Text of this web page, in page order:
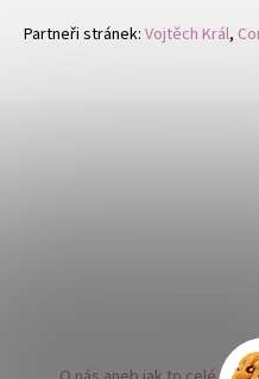
Partneři stránek: Vojtěch Král,